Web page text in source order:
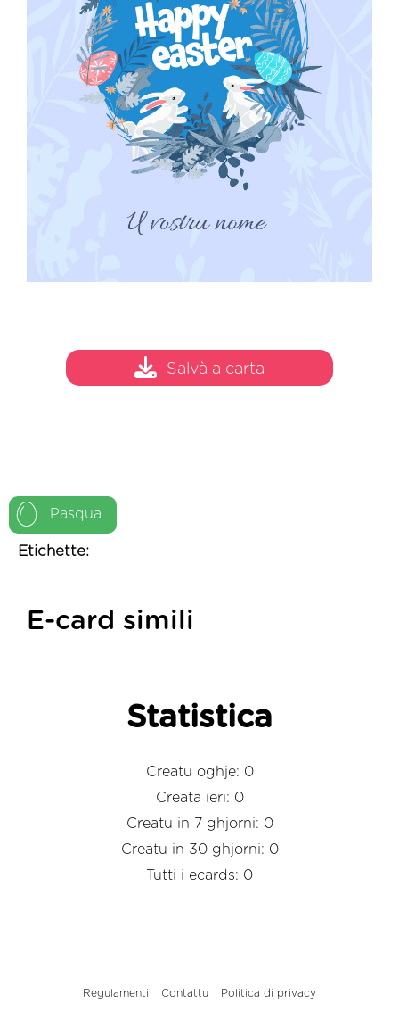
Pasqua
Etichette:
Salvà a carta
E-card simili
Statistica
Creatu oghje: 0
Creata ieri: 0
Creatu in 7 ghjorni: 0
Creatu in 30 ghjorni: 0
Tutti i ecards: 0
Regulamenti Contattu Politica di privacy